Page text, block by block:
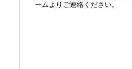
ームよりご連絡ください。